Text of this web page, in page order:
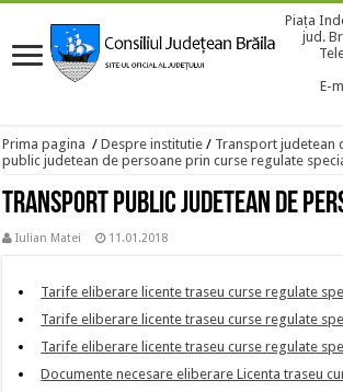
Piața
jud.
E-
Prima pagina / Despre institutie / Transport judetean
public judetean de persoane prin curse regulate
Transport public judetean de
Iulian Matei 11.01.2018
Tarife eliberare licente traseu curse regulate
Tarife eliberare licente traseu curse regulate
Tarife eliberare licente traseu curse regulate
Documente necesare eliberare Licenta traseu